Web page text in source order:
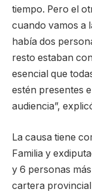
tiempo. Pero el
cuando vamos a
había dos
resto estaban
esencial que
estén presentes
audiencia”,
La causa tiene
Familia y
y 6 personas
cartera